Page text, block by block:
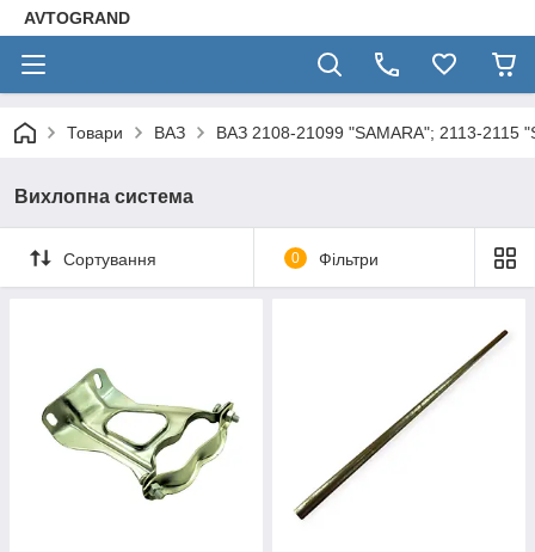
AVTOGRAND
Товари ВАЗ ВАЗ 2108-21099 "SAMARA"; 2113-2115
Вихлопна система
Сортування 0 Фільтри